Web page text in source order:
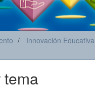
Innovación Educativa